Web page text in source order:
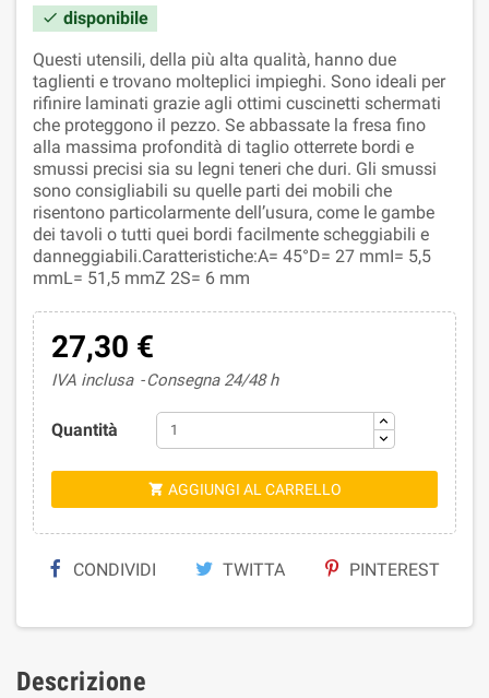
 disponibile
Questi utensili, della più alta qualità, hanno due
taglienti e trovano molteplici impieghi. Sono ideali per
rifinire laminati grazie agli ottimi cuscinetti schermati
che proteggono il pezzo. Se abbassate la fresa fino
alla massima profondità di taglio otterrete bordi e
smussi precisi sia su legni teneri che duri. Gli smussi
sono consigliabili su quelle parti dei mobili che
risentono particolarmente dell’usura, come le gambe
dei tavoli o tutti quei bordi facilmente scheggiabili e
danneggiabili.Caratteristiche:A= 45°D= 27 mmI= 5,5
mmL= 51,5 mmZ 2S= 6 mm
27,30 €
IVA inclusa Consegna 24/48 h
Quantità
 AGGIUNGI AL CARRELLO
CONDIVIDI TWITTA PINTEREST
Descrizione